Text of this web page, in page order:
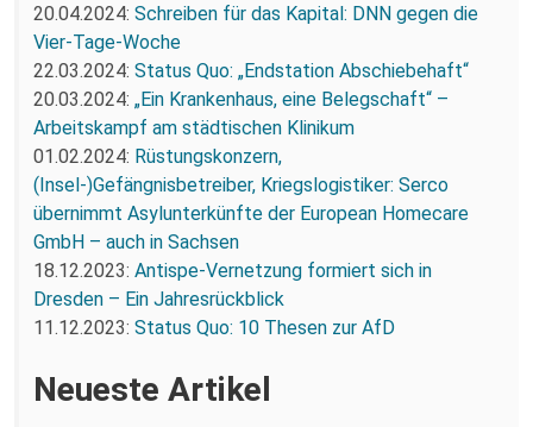
20.04.2024: Schreiben für das Kapital: DNN gegen die
Vier-Tage-Woche
22.03.2024: Status Quo: „Endstation Abschiebehaft“
20.03.2024: „Ein Krankenhaus, eine Belegschaft“ –
Arbeitskampf am städtischen Klinikum
01.02.2024: Rüstungskonzern,
(Insel-)Gefängnisbetreiber, Kriegslogistiker: Serco
übernimmt Asylunterkünfte der European Homecare
GmbH – auch in Sachsen
18.12.2023: Antispe-Vernetzung formiert sich in
Dresden – Ein Jahresrückblick
11.12.2023: Status Quo: 10 Thesen zur AfD
Neueste Artikel